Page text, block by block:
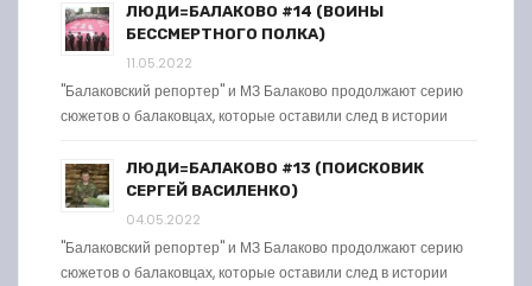
ЛЮДИ=БАЛАКОВО #14 (ВОИНЫ
БЕССМЕРТНОГО ПОЛКА)
11.05.2022
"Балаковский репортер" и МЗ Балаково продолжают серию
сюжетов о балаковцах, которые оставили след в истории
ЛЮДИ=БАЛАКОВО #13 (ПОИСКОВИК
СЕРГЕЙ ВАСИЛЕНКО)
04.05.2022
"Балаковский репортер" и МЗ Балаково продолжают серию
сюжетов о балаковцах, которые оставили след в истории